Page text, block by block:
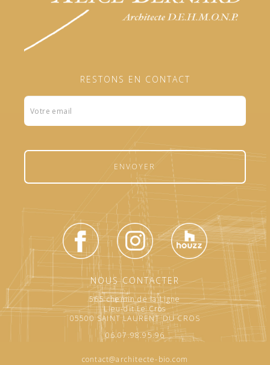
RESTONS EN CONTACT
Formulaire
footer
ENVOYER
NOUS CONTACTER
565 chemin de la Ligne
Lieu-dit Le Cros
05500 SAINT LAURENT DU CROS
06.07.98.95.96
contact@architecte-bio.com